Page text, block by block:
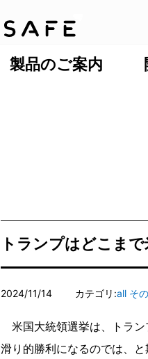
製品のご案内
トランプはどこま
2024/11/14 カテゴリ:all そ
米国大統領選挙は、トラン
滑り的勝利になるのでは、